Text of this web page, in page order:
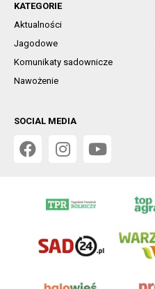
KATEGORIE
Aktualności
Jagodowe
Komunikaty sadownicze
Nawożenie
SOCIAL MEDIA